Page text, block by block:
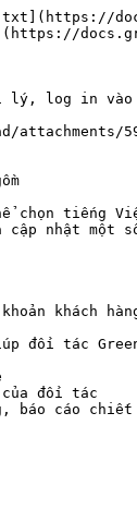
lý, log in
chọn tiếng
cập nhật một
khách
tác
đối tác
cáo chiết